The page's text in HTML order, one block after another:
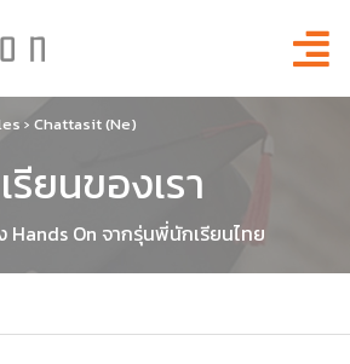
› Chattasit (Ne)
รียนของเรา
Hands On จากรุ่นพี่นักเรียนไทย